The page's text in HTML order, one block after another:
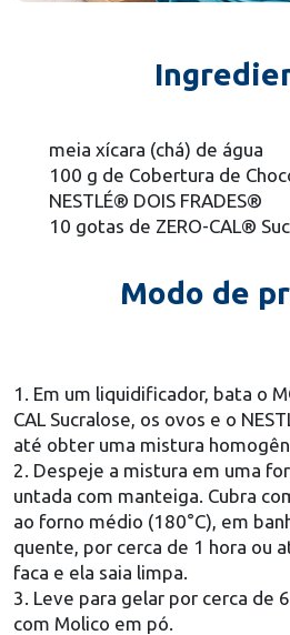
meia xícara (chá) de água
100 g de Cobertura de
NESTLÉ® DOIS FRADES®
10 gotas de ZERO-CAL®
Modo de
1. Em um liquidificador, bata o
CAL Sucralose, os ovos e o
até obter uma mistura
2. Despeje a mistura em uma
untada com manteiga. Cubra
ao forno médio (180°C), em
quente, por cerca de 1 hora ou
faca e ela saia limpa.
3. Leve para gelar por cerca de
com Molico em pó.